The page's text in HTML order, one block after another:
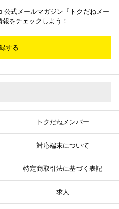
新潟市中央区
イベント
おでかけ